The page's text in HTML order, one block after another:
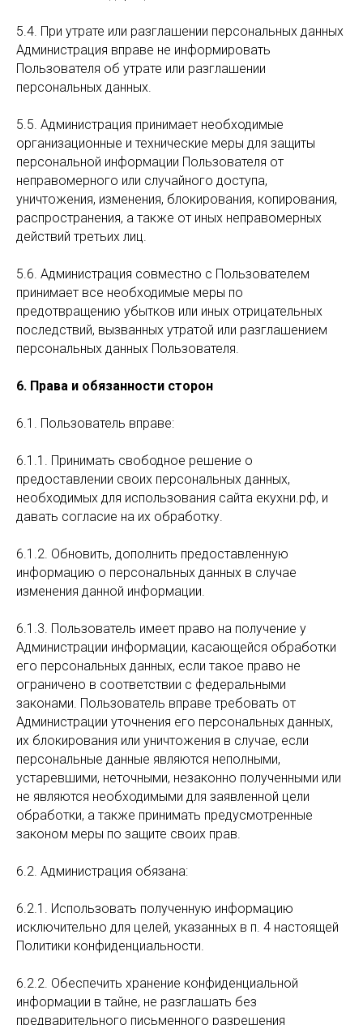
5.4. При утрате или разглашении персональных данных
Администрация вправе не информировать
Пользователя об утрате или разглашении
персональных данных.
5.5. Администрация принимает необходимые
организационные и технические меры для защиты
персональной информации Пользователя от
неправомерного или случайного доступа,
уничтожения, изменения, блокирования, копирования,
распространения, а также от иных неправомерных
действий третьих лиц.
5.6. Администрация совместно с Пользователем
принимает все необходимые меры по
предотвращению убытков или иных отрицательных
последствий, вызванных утратой или разглашением
персональных данных Пользователя.
6. Права и обязанности сторон
6.1. Пользователь вправе:
6.1.1. Принимать свободное решение о
предоставлении своих персональных данных,
необходимых для использования сайта екухни.рф, и
давать согласие на их обработку.
6.1.2. Обновить, дополнить предоставленную
информацию о персональных данных в случае
изменения данной информации.
6.1.3. Пользователь имеет право на получение у
Администрации информации, касающейся обработки
его персональных данных, если такое право не
ограничено в соответствии с федеральными
законами. Пользователь вправе требовать от
Администрации уточнения его персональных данных,
их блокирования или уничтожения в случае, если
персональные данные являются неполными,
устаревшими, неточными, незаконно полученными или
не являются необходимыми для заявленной цели
обработки, а также принимать предусмотренные
законом меры по защите своих прав.
6.2. Администрация обязана:
6.2.1. Использовать полученную информацию
исключительно для целей, указанных в п. 4 настоящей
Политики конфиденциальности.
6.2.2. Обеспечить хранение конфиденциальной
информации в тайне, не разглашать без
предварительного письменного разрешения